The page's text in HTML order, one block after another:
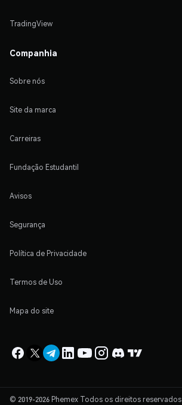
TradingView
Companhia
Sobre nós
Site da marca
Carreiras
Fundação Estudantil
Avisos
Segurança
Política de Privacidade
Termos de Uso
Mapa do site
© 2019-2026 Phemex Todos os direitos reservados